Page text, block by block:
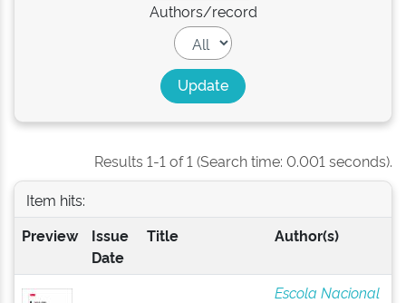
Authors/record
Results 1-1 of 1 (Search time: 0.001 seconds).
Item hits:
Preview
Issue
Date
Title Author(s)
Escola Nacional